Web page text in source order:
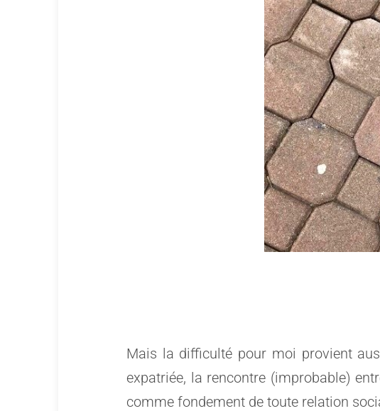
Mais la difficulté pour moi provient
expatriée, la rencontre (improbable)
comme fondement de toute relation